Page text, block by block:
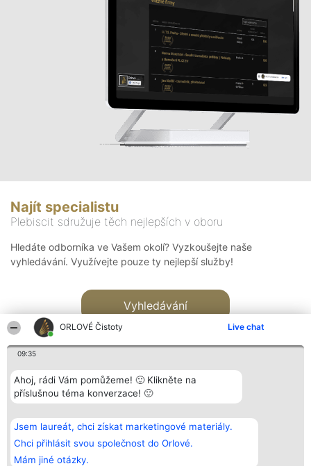
ORLOVÉ Čistoty Live chat
09:35
Ahoj, rádi Vám pomůžeme! 🙂 Klikněte na
příslušnou téma konverzace! 🙂
Jsem laureát, chci získat marketingové materiály.
Chci přihlásit svou společnost do Orlové.
Mám jiné otázky.
Najít specialistu
Plebiscit sdružuje těch nejlepších v oboru
Hledáte odborníka ve Vašem okolí? Vyzkoušejte naše
vyhledávání. Využívejte pouze ty nejlepší služby!
Vyhledávání
Bright Side Solutions sp. z o.
o. sp. k.
ul. Ruska 22
Wrocław 50-079
KRS 0000749100 | Regon
Vítězové
Seznam všech
laureátů
Zásady
Kontakt